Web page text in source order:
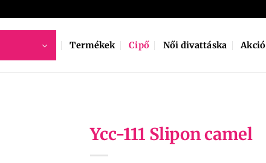
Termékek Cipő Női divattáska Akció
Ycc-111 Slipon camel